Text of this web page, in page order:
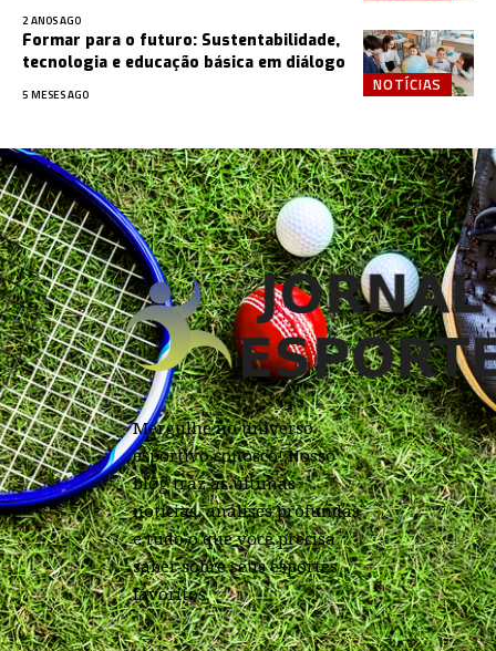
2 ANOS AGO
NOTÍCIAS
Formar para o futuro: Sustentabilidade,
tecnologia e educação básica em diálogo
5 MESES AGO
Mergulhe no universo
esportivo conosco! Nosso
blog traz as últimas
notícias, análises profundas
e tudo o que você precisa
saber sobre seus esportes
favoritos.